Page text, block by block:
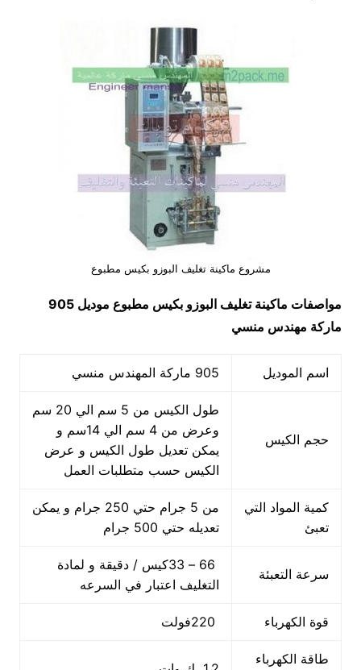
مشروع ماكينة تغليف البوزو بكيس مطبوع
مواصفات ماكينة تغليف البوزو بكيس مطبوع
موديل 905
ماركة مهندس منسي
اسم الموديل 905 ماركة المهندس منسي
حجم الكيس
طول الكيس من 5 سم الي 20 سم
وعرض من 4 سم الي 14سم و
يمكن تعديل طول الكيس و عرض
الكيس حسب متطلبات العمل
كمية المواد التي
تعبئ
من 5 جرام حتي 250 جرام و يمكن
تعديله حتي 500 جرام
سرعة التعبئة
66 – 33كيس / دقيقة و لمادة
التغليف اعتبار في السرعه
قوة الكهرباء
طاقة الكهرباء